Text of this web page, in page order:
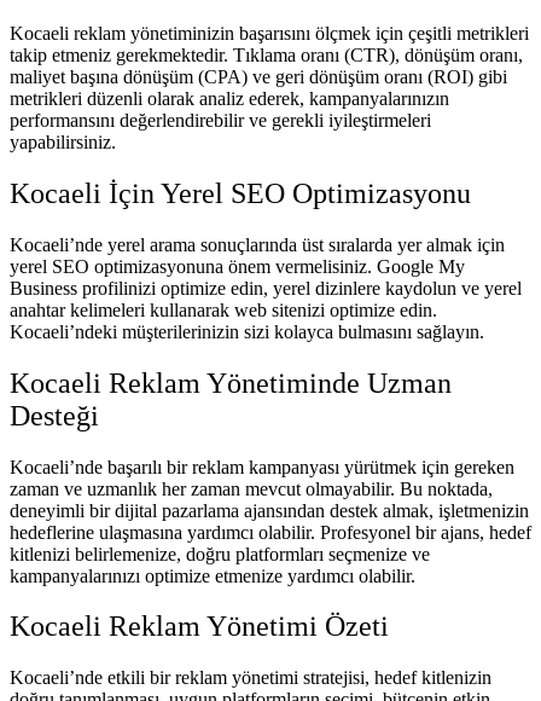
Kocaeli reklam yönetiminizin başarısını ölçmek için çeşitli metrikleri
takip etmeniz gerekmektedir. Tıklama oranı (CTR), dönüşüm oranı,
maliyet başına dönüşüm (CPA) ve geri dönüşüm oranı (ROI) gibi
metrikleri düzenli olarak analiz ederek, kampanyalarınızın
performansını değerlendirebilir ve gerekli iyileştirmeleri
yapabilirsiniz.
Kocaeli İçin Yerel SEO Optimizasyonu
Kocaeli’nde yerel arama sonuçlarında üst sıralarda yer almak için
yerel SEO optimizasyonuna önem vermelisiniz. Google My
Business profilinizi optimize edin, yerel dizinlere kaydolun ve yerel
anahtar kelimeleri kullanarak web sitenizi optimize edin.
Kocaeli’ndeki müşterilerinizin sizi kolayca bulmasını sağlayın.
Kocaeli Reklam Yönetiminde Uzman
Desteği
Kocaeli’nde başarılı bir reklam kampanyası yürütmek için gereken
zaman ve uzmanlık her zaman mevcut olmayabilir. Bu noktada,
deneyimli bir dijital pazarlama ajansından destek almak, işletmenizin
hedeflerine ulaşmasına yardımcı olabilir. Profesyonel bir ajans, hedef
kitlenizi belirlemenize, doğru platformları seçmenize ve
kampanyalarınızı optimize etmenize yardımcı olabilir.
Kocaeli Reklam Yönetimi Özeti
Kocaeli’nde etkili bir reklam yönetimi stratejisi, hedef kitlenizin